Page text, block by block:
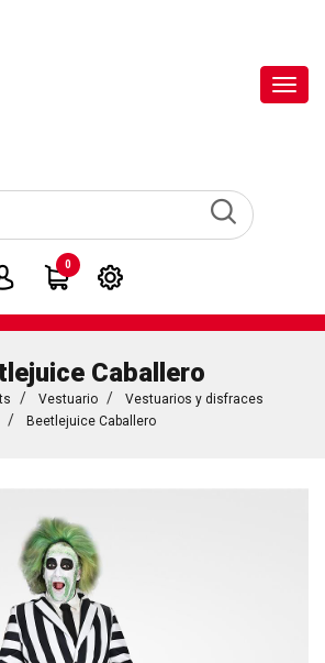
0
Caballero
Vestuario
Vestuarios y disfraces
Beetlejuice Caballero